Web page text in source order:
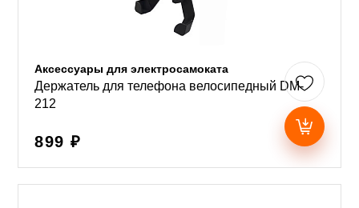
Аксессуары для электросамоката
Держатель для телефона велосипедный DM-
212
899 ₽